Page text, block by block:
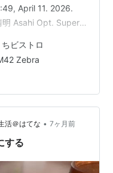
April 11. 2026.
明 Asahi Opt. Super-
な夕食プラン 今年の
の望みも旺盛で、と
も購入してきま
…
ちビストロ
Zebra
活＠はてな • 7ヶ月前
する